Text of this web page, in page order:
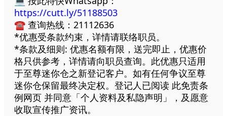
https://cutt.ly/51188503
☎ 查询热线：21112636
*优惠受条款约束，详情请联络职员。
*条款及细则: 优惠名额有限，送完即止，优惠价
格只供参考，详情请向职员查询。此优惠只适用
于至尊迷你仓之新登记客户。如有任何争议至尊
迷你仓保留最终决定权。登记人已阅读 此免责条
例网页 并同意「个人资料及私隐声明」，及愿意
收取宣传推广资讯。